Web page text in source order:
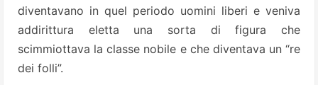
diventavano in quel periodo uomini liberi e veniva
addirittura eletta una sorta di figura che
scimmiottava la classe nobile e che diventava un “re
dei folli”.